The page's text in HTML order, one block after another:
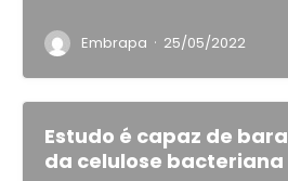
Embrapa · 25/05/2022
Estudo é capaz de
da celulose bacteriana